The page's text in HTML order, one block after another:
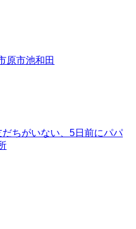
原市池和田
ちがいない、5日前にパパ